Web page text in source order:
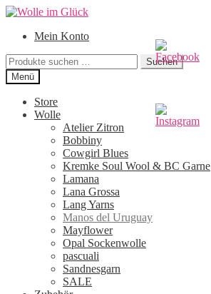
Zur
springen
Zum
springenMein Konto
Suchen
nach:
Suchen
Menü
Store
Wolle
Atelier Zitron
Bobbiny
Cowgirl Blues
Kremke Soul Wool & BC Garne
Lamana
Lana Grossa
Lang Yarns
Manos del Uruguay
Mayflower
Opal Sockenwolle
pascuali
Sandnesgarn
SALE